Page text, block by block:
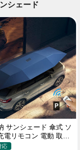
シェード
サンシェード 傘式 ソ
電リモコン 電動 取付
応